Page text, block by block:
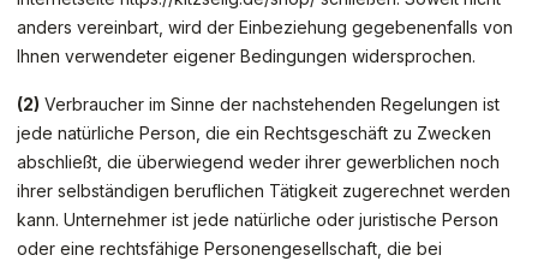
anders vereinbart, wird der Einbeziehung gegebenenfalls von
Ihnen verwendeter eigener Bedingungen widersprochen.
(2) Verbraucher im Sinne der nachstehenden Regelungen ist
jede natürliche Person, die ein Rechtsgeschäft zu Zwecken
abschließt, die überwiegend weder ihrer gewerblichen noch
ihrer selbständigen beruflichen Tätigkeit zugerechnet werden
kann. Unternehmer ist jede natürliche oder juristische Person
oder eine rechtsfähige Personengesellschaft, die bei